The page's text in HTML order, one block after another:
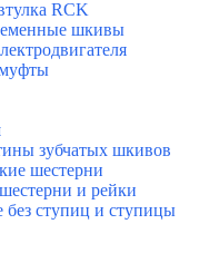
RCK
шкивы
зубчатых шкивов
шестерни
и рейки
без ступиц и ступицы